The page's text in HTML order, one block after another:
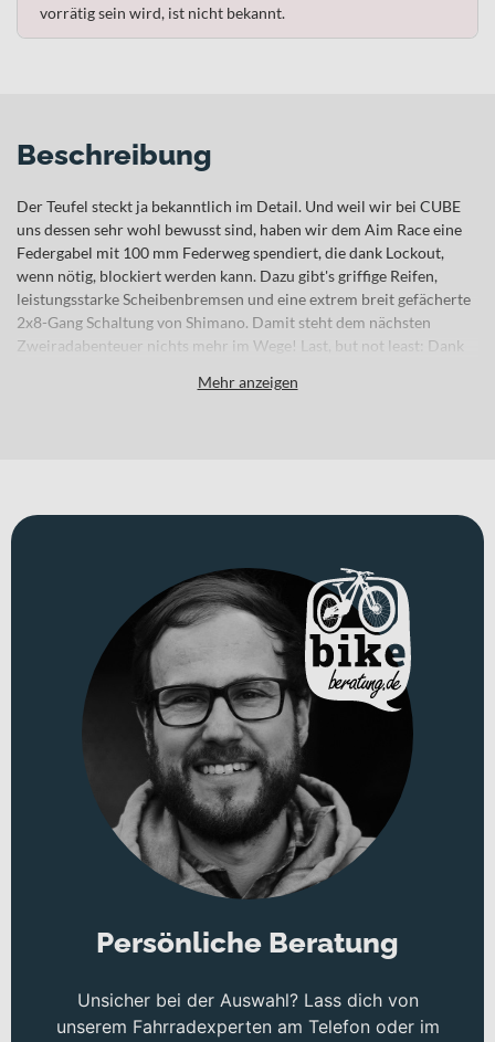
vorrätig sein wird, ist nicht bekannt.
Beschreibung
Der Teufel steckt ja bekanntlich im Detail. Und weil wir bei CUBE
uns dessen sehr wohl bewusst sind, haben wir dem Aim Race eine
Federgabel mit 100 mm Federweg spendiert, die dank Lockout,
wenn nötig, blockiert werden kann. Dazu gibt's griffige Reifen,
leistungsstarke Scheibenbremsen und eine extrem breit gefächerte
2x8-Gang Schaltung von Shimano. Damit steht dem nächsten
Zweiradabenteuer nichts mehr im Wege! Last, but not least: Dank
Aim Konfiguration für dich.Mehr anzeigen
Persönliche Beratung
Unsicher bei der Auswahl? Lass dich von
unserem Fahrradexperten am Telefon oder im